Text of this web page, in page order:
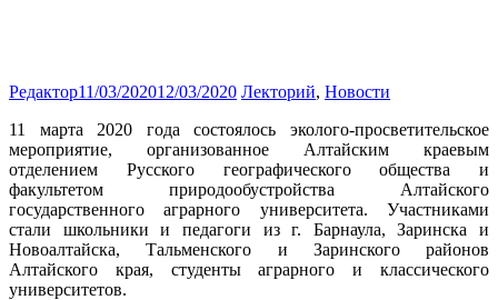
Редактор11/03/202012/03/2020 Лекторий, Новости
11 марта 2020 года состоялось эколого-просветительское
мероприятие, организованное Алтайским краевым
отделением Русского географического общества и
факультетом природообустройства Алтайского
государственного аграрного университета. Участниками
стали школьники и педагоги из г. Барнаула, Заринска и
Новоалтайска, Тальменского и Заринского районов
Алтайского края, студенты аграрного и классического
университетов.